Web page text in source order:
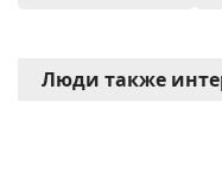
Люди также